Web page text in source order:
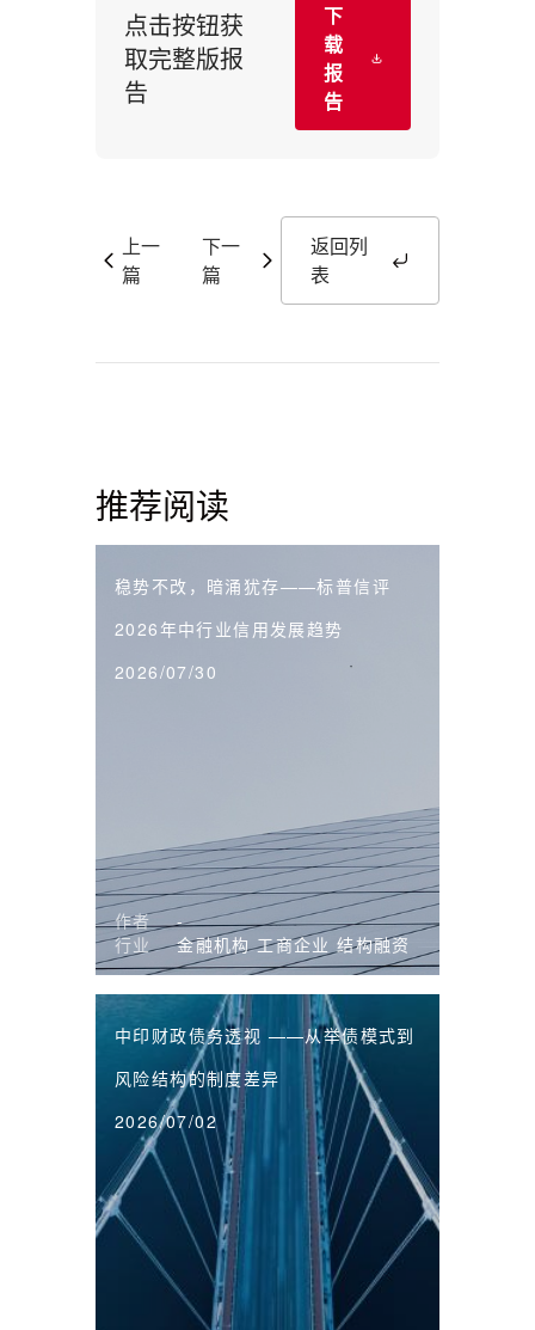
点击按钮获
取完整版报
告
下
载
报
告
上一
篇
下一
篇
返回列
表
推荐阅读
稳势不改，暗涌犹存——标普信评
2026年中行业信用发展趋势
2026/07/30
作者
-
行业
金融机构 工商企业 结构融资
中印财政债务透视 ——从举债模式到
风险结构的制度差异
2026/07/02